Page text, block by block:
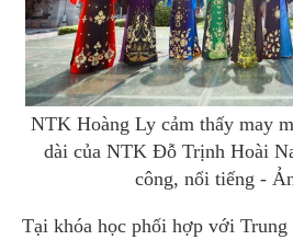
NTK Hoàng Ly cảm thấy may
dài của NTK Đỗ Trịnh Hoài
công, nổi tiếng -
Tại khóa học phối hợp với